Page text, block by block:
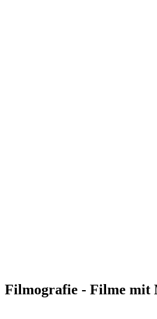
Filmografie - Filme mit